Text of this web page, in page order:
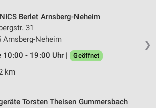
❯
Berlet Arnsberg-Neheim
31
Arnsberg-Neheim
10:00 - 19:00 Uhr |
Geöffnet
km
Torsten Theisen Gummersbach
zur Personalisierung
zur Auswahl